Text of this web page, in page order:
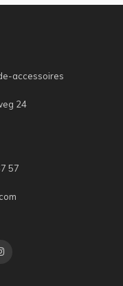
accessoires
24
57